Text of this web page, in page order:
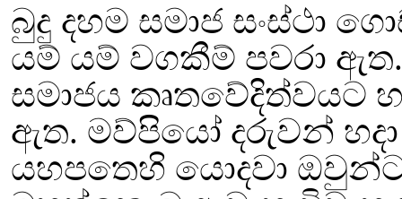
බුදු දහම සමාජ සංස්ථා
යම් යම් වගකීම් පවරා
සමාජය කෘතවේදිත්වයට
ඇත. මව්පියෝ දරුවන්
යහපතෙහි යොදවා